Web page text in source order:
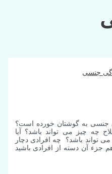
جنسی به گوشتان خورده است؟
چه چیز می تواند باشد؟ آیا
تواند باشد؟ چه افرادی دچار
جزء آن دسته از افرادی باشید